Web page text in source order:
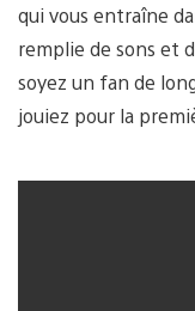
qui vous entraîne
remplie de sons et
soyez un fan de
jouiez pour la